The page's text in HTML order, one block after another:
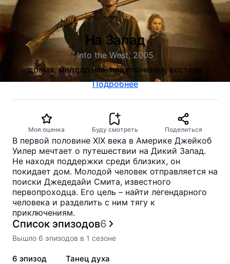
На Запад
Into the West, 2005
драма, мелодрама, приключения, вестерн
Подробнее
Моя оценка Буду смотреть Поделиться
В первой половине XIX века в Америке Джейкоб
Уилер мечтает о путешествии на Дикий Запад.
Не находя поддержки среди близких, он
покидает дом. Молодой человек отправляется на
поиски Джедедайи Смита, известного
первопроходца. Его цель – найти легендарного
человека и разделить с ним тягу к
приключениям.
Список эпизодов6
Вышло 6 эпизодов в 1 сезоне
6 эпизод Танец духа